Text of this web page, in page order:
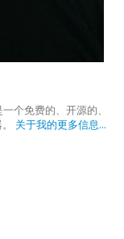
个免费的、开源的、
关于我的更多信息...